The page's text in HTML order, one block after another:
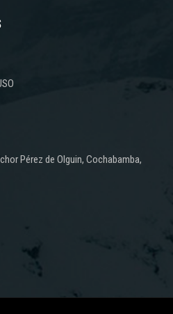
Pérez de Olguin, Cochabamba,